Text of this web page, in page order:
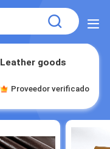
goods
Proveedor verificado